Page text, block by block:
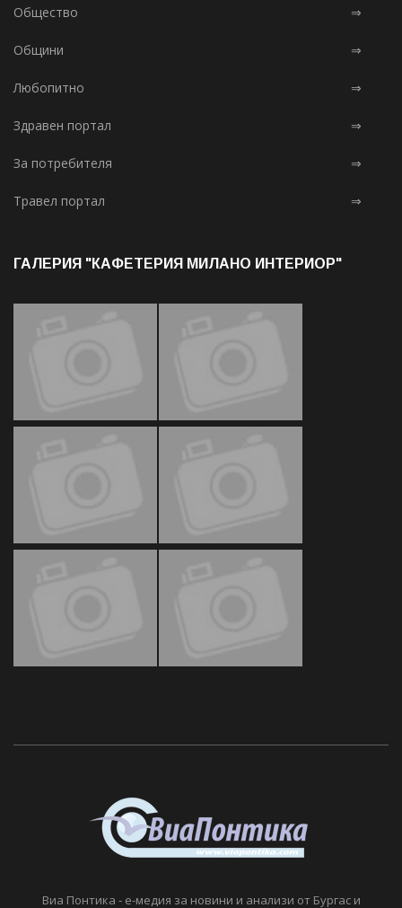
Общество ⇒
Общини ⇒
Любопитно ⇒
Здравен портал ⇒
За потребителя ⇒
Травел портал ⇒
ГАЛЕРИЯ "КАФЕТЕРИЯ МИЛАНО ИНТЕРИОР"
Виа Понтика - е-медия за новини и анализи от Бургас и